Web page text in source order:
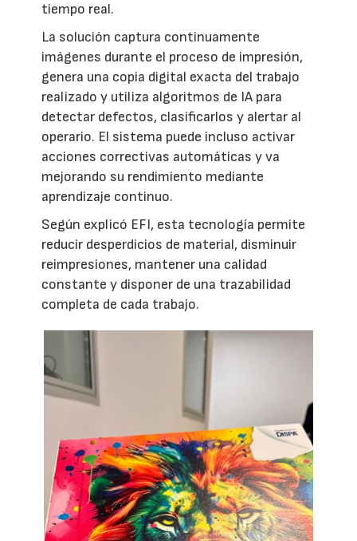
tiempo real.
La solución captura continuamente
imágenes durante el proceso de impresión,
genera una copia digital exacta del trabajo
realizado y utiliza algoritmos de IA para
detectar defectos, clasificarlos y alertar al
operario. El sistema puede incluso activar
acciones correctivas automáticas y va
mejorando su rendimiento mediante
aprendizaje continuo.
Según explicó EFI, esta tecnología permite
reducir desperdicios de material, disminuir
reimpresiones, mantener una calidad
constante y disponer de una trazabilidad
completa de cada trabajo.